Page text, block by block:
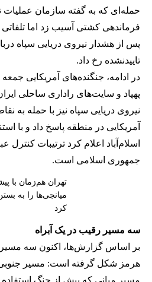
حمله‌ای که به گفته سازمان عملیات
فرماندهی کشتی آسیب زد اما
پس از هشدار نیروی دریایی سپاه
تاییدنشده رخ داد.
پهپاد و سایت‌های راداری ساحلی
نیروی دریایی سپاه نیز با حمله به
اسلام‌آباد اعلام کرد ترتیبات کنترل
جمهوری اسلامی است.
تهران هم‌زمان با
میانجی‌ها را به
کرد
سه مسیر رقیب در یک آبراه
بر اساس گزارش‌ها، اکنون سه مسیر
هرمز شکل گرفته است: مسیر جنوبی